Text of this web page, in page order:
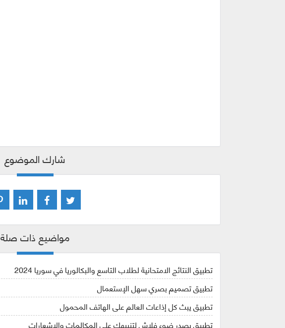
شارك الموضوع
مواضيع ذات صلة
تطبيق النتائج الامتحانية لطلاب التاسع والبكالوريا في سوريا 2024
تطبيق تصميم بصري سهل الإستعمال
تطبيق يبث كل إذاعات العالم على الهاتف المحمول
تطبيق يصدر ضوء فلاش لتنبيهك على المكالمات والاشعارات